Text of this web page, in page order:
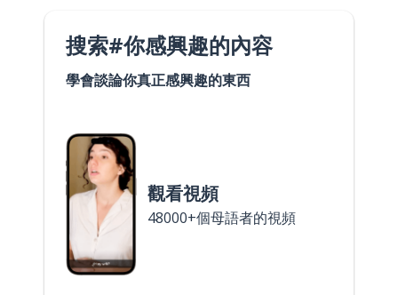
搜索#你感興趣的內容
學會談論你真正感興趣的東西
觀看視頻
48000+個母語者的視頻